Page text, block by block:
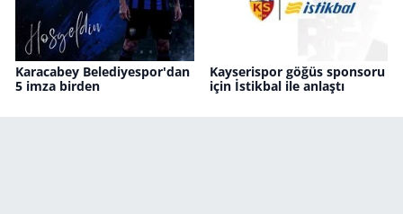
Karacabey Belediyespor'dan
5 imza birden
Kayserispor göğüs sponsoru
için İstikbal ile anlaştı